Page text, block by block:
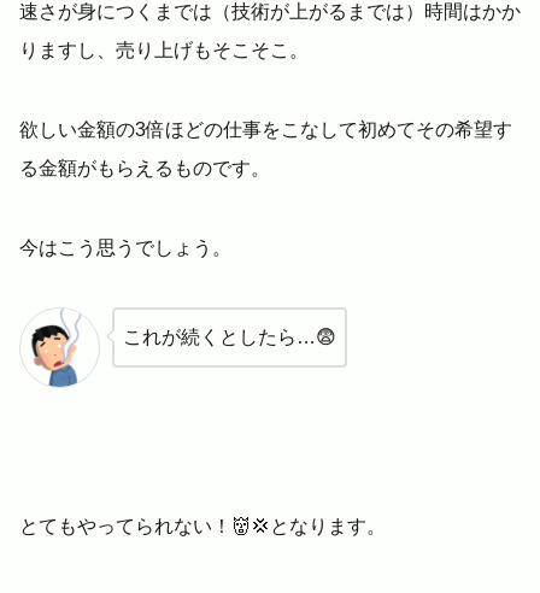
速さが身につくまでは（技術が上がるまでは）時間はかか
りますし、売り上げもそこそこ。
欲しい金額の3倍ほどの仕事をこなして初めてその希望す
る金額がもらえるものです。
今はこう思うでしょう。
これが続くとしたら…😨
とてもやってられない！👹💢となります。